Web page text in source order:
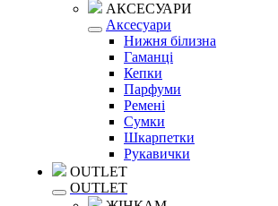
АКСЕСУАРИ
Аксесуари
Нижня білизна
Гаманці
Кепки
Парфуми
Ремені
Сумки
Шкарпетки
Рукавички
OUTLET
OUTLET